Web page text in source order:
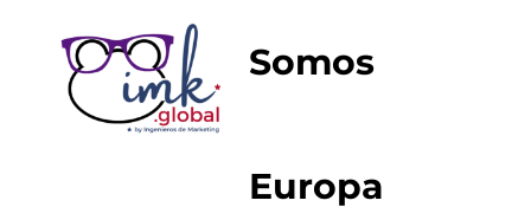
Somos
Europa